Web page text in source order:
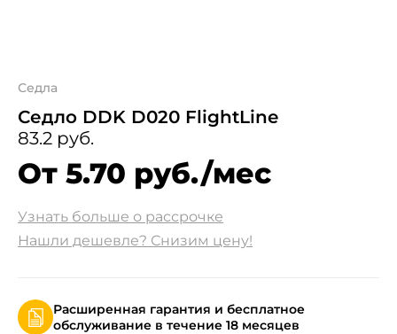
Седла
Седло DDK D020 FlightLine
83.2 руб.
От 5.70 руб./мес
Узнать больше о рассрочке
Нашли дешевле? Снизим цену!
Расширенная гарантия и бесплатное
обслуживание в течение 18 месяцев